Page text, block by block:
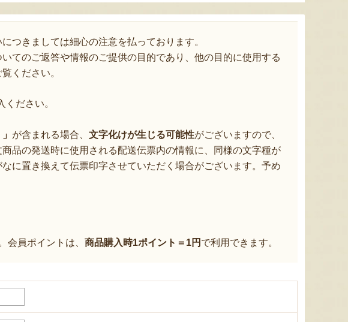
つきましては細心の注意を払っております。
てのご返答や情報のご提供の目的であり、他の目的に使用する
覧ください。
ださい。
が含まれる場合、 文字化けが生じる可能性がございますので、
品の発送時に使用される配送伝票内の情報に、同様の文字種が
に置き換えて伝票印字させていただく場合がございます。予め
会員ポイントは、 商品購入時1ポイント＝1円 で利用できます。